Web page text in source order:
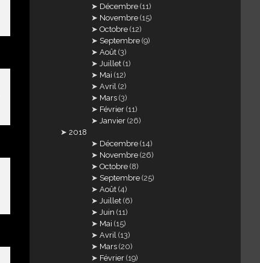
Décembre (11)
Novembre (15)
Octobre (12)
Septembre (9)
Août (3)
Juillet (1)
Mai (12)
Avril (2)
Mars (3)
Février (11)
Janvier (26)
2018
Décembre (14)
Novembre (26)
Octobre (8)
Septembre (25)
Août (4)
Juillet (6)
Juin (11)
Mai (15)
Avril (13)
Mars (20)
Février (19)